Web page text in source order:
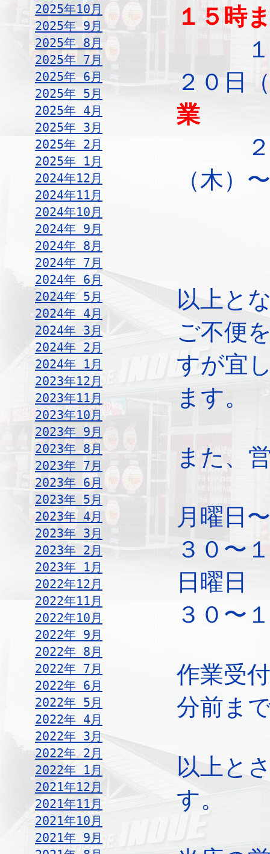
2025年10月
2025年 9月
2025年 8月
2025年 7月
2025年 6月
2025年 5月
2025年 4月
2025年 3月
2025年 2月
2025年 1月
2024年12月
2024年11月
2024年10月
2024年 9月
2024年 8月
2024年 7月
2024年 6月
2024年 5月
2024年 4月
2024年 3月
2024年 2月
2024年 1月
2023年12月
2023年11月
2023年10月
2023年 9月
2023年 8月
2023年 7月
2023年 6月
2023年 5月
2023年 4月
2023年 3月
2023年 2月
2023年 1月
2022年12月
2022年11月
2022年10月
2022年 9月
2022年 8月
2022年 7月
2022年 6月
2022年 5月
2022年 4月
2022年 3月
2022年 2月
2022年 1月
2021年12月
2021年11月
2021年10月
2021年 9月
１５時
１３
２０日
業
２
（木
以上と
ご不便
すが宜
ます。
また、
月曜日
３０〜
日
３０〜
作業受
分前ま
以上と
す。